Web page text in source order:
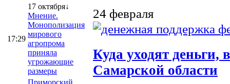
17:29
17 октября↓
Мнение.
Монополизация
мирового
агропрома
приняла
угрожающие
размеры
Приморский
24 февраля
Куда уходят
Самарской области